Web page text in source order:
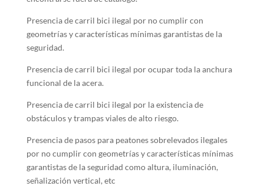
Presencia de carril bici ilegal por no cumplir con
geometrías y características mínimas garantistas de la
seguridad.
Presencia de carril bici ilegal por ocupar toda la anchura
funcional de la acera.
Presencia de carril bici ilegal por la existencia de
obstáculos y trampas viales de alto riesgo.
Presencia de pasos para peatones sobrelevados ilegales
por no cumplir con geometrías y características mínimas
garantistas de la seguridad como altura, iluminación,
señalización vertical, etc